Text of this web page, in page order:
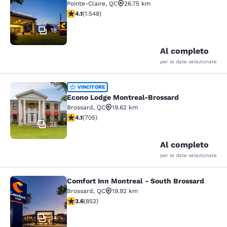
18
Pointe-Claire, QC
26.75 km
Valutazione di 4.14 stelle. Molto buono. 1548
4.1(1.548)
Al completo
per le date selezionate
Econo Lodge Montreal-Brossard
38
VINCITORE
Econo Lodge Montreal-Brossard
Brossard, QC
19.62 km
Valutazione di 4.13 stelle. Molto buono. 705 recensioni
4.1(705)
Al completo
per le date selezionate
Comfort Inn Montreal - South
34
Comfort Inn Montreal - South Brossard
Brossard, QC
19.92 km
Valutazione di 3.64 stelle. Buono. 852 recensioni
3.6(852)